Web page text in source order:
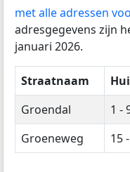
met alle adressen
adresgegevens zijn
januari 2026.
Straatnaam
Groendal
1 -
Groeneweg
15